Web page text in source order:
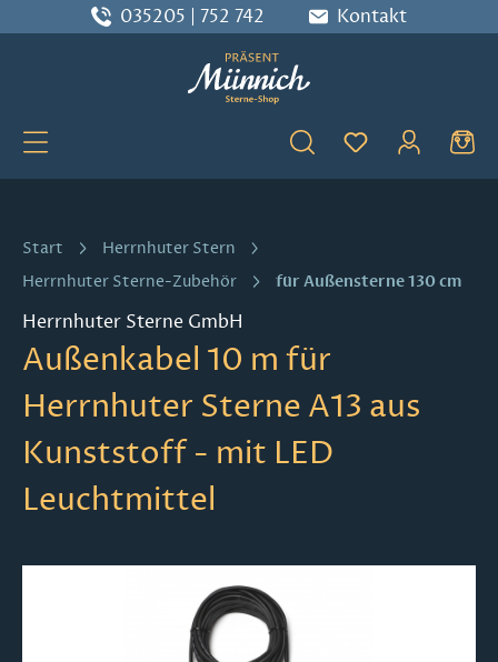
Zum Hauptinhalt springen
035205 | 752 742 Kontakt
Du hast 0
Start
Herrnhuter Stern
Herrnhuter Sterne-Zubehör
für Außensterne 130 cm
Herrnhuter Sterne GmbH
Außenkabel 10 m für
Herrnhuter Sterne A13 aus
Kunststoff - mit LED
Leuchtmittel